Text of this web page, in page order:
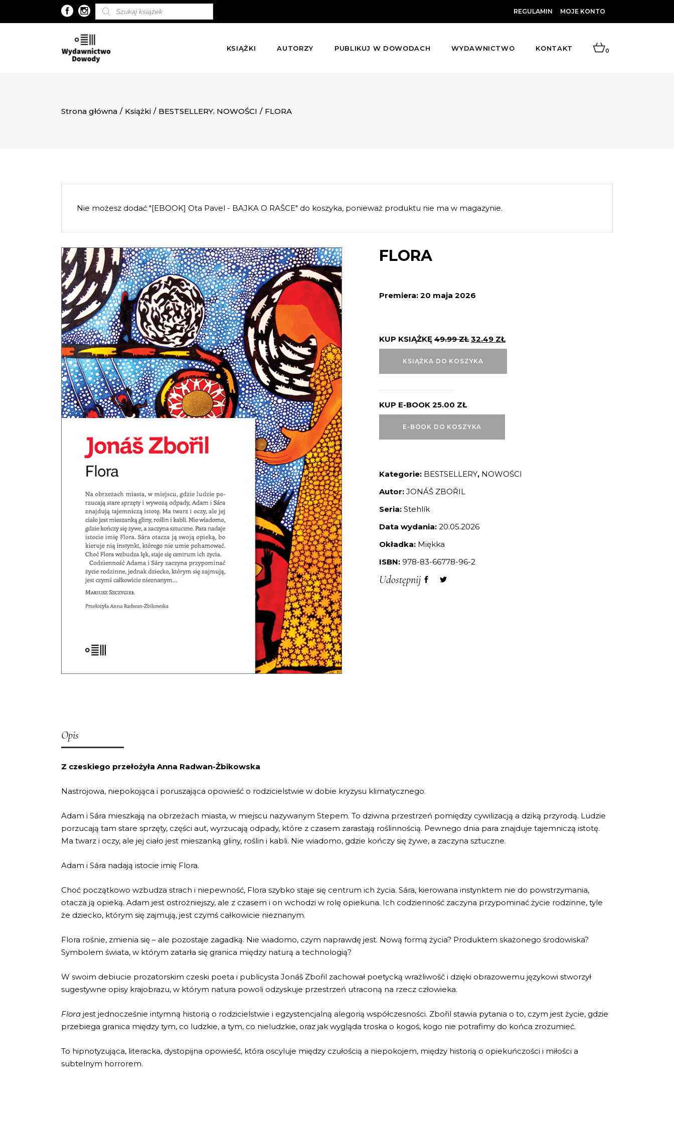
Wyszukiwarka
produktów
REGULAMIN MOJE KONTO
KSIĄŻKI AUTORZY PUBLIKUJ W DOWODACH WYDAWNICTWO KONTAKT 0
Strona główna / Książki / BESTSELLERY, NOWOŚCI / FLORA
Nie możesz dodać "[EBOOK] Ota Pavel - BAJKA O RAŠCE" do koszyka, ponieważ produktu nie ma w magazynie.
FLORA
Premiera: 20 maja 2026
KUP KSIĄŻKĘ 49.99ZŁ 32.49 ZŁ
KSIĄŻKA DO KOSZYKA
KUP E-BOOK 25.00 ZŁ
E-BOOK DO KOSZYKA
Kategorie: BESTSELLERY, NOWOŚCI
Autor: JONÁŠ ZBOŘIL
Seria: Stehlík
Data wydania: 20.05.2026
Okładka: Miękka
ISBN: 978-83-66778-96-2
Udostępnij
Opis
Z czeskiego przełożyła Anna Radwan-Żbikowska
Nastrojowa, niepokojąca i poruszająca opowieść o rodzicielstwie w dobie kryzysu klimatycznego.
Adam i Sára mieszkają na obrzeżach miasta, w miejscu nazywanym Stepem. To dziwna przestrzeń pomiędzy cywilizacją a dziką przyrodą. Ludzie
porzucają tam stare sprzęty, części aut, wyrzucają odpady, które z czasem zarastają roślinnością. Pewnego dnia para znajduje tajemniczą istotę.
Ma twarz i oczy, ale jej ciało jest mieszanką gliny, roślin i kabli. Nie wiadomo, gdzie kończy się żywe, a zaczyna sztuczne.
Adam i Sára nadają istocie imię Flora.
Choć początkowo wzbudza strach i niepewność, Flora szybko staje się centrum ich życia. Sára, kierowana instynktem nie do powstrzymania,
otacza ją opieką. Adam jest ostrożniejszy, ale z czasem i on wchodzi w rolę opiekuna. Ich codzienność zaczyna przypominać życie rodzinne, tyle
że dziecko, którym się zajmują, jest czymś całkowicie nieznanym.
Flora rośnie, zmienia się – ale pozostaje zagadką. Nie wiadomo, czym naprawdę jest. Nową formą życia? Produktem skażonego środowiska?
Symbolem świata, w którym zatarła się granica między naturą a technologią?
W swoim debiucie prozatorskim czeski poeta i publicysta Jonáš Zbořil zachował poetycką wrażliwość i dzięki obrazowemu językowi stworzył
sugestywne opisy krajobrazu, w którym natura powoli odzyskuje przestrzeń utraconą na rzecz człowieka.
Flora jest jednocześnie intymną historią o rodzicielstwie i egzystencjalną alegorią współczesności. Zbořil stawia pytania o to, czym jest życie, gdzie
przebiega granica między tym, co ludzkie, a tym, co nieludzkie, oraz jak wygląda troska o kogoś, kogo nie potrafimy do końca zrozumieć.
To hipnotyzująca, literacka, dystopijna opowieść, która oscyluje między czułością a niepokojem, między historią o opiekuńczości i miłości a
subtelnym horrorem.